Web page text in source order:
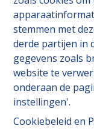
stemmen met
derde partijen in
gegevens zoals
website te
onderaan de
instellingen'.
Cookiebeleid en